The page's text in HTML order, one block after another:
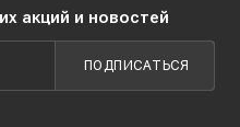
акций и новостей
ПОДПИСАТЬСЯ